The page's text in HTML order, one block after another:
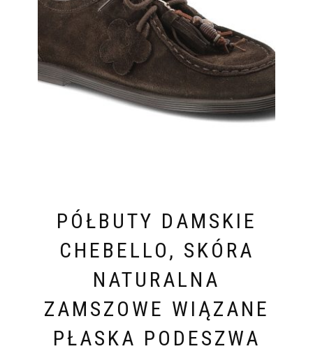
PÓŁBUTY DAMSKIE
CHEBELLO, SKÓRA
NATURALNA
ZAMSZOWE WIĄZANE
PŁASKA PODESZWA